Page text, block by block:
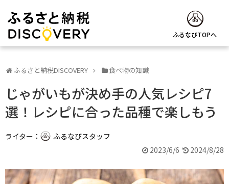
ふるなびTOPへ
ふるさと納税DISCOVERY 食べ物の知識
じゃがいもが決め手の人気レシピ7
選！レシピに合った品種で楽しもう
ライター：
ふるなびスタッフ
2023/6/6
2024/8/28